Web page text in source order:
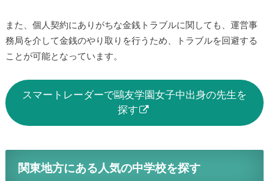
また、個人契約にありがちな金銭トラブルに関しても、運営事
務局を介して金銭のやり取りを行うため、トラブルを回避する
ことが可能となっています。
スマートレーダーで鷗友学園女子中出身の先生を
探す
関東地方にある人気の中学校を探す